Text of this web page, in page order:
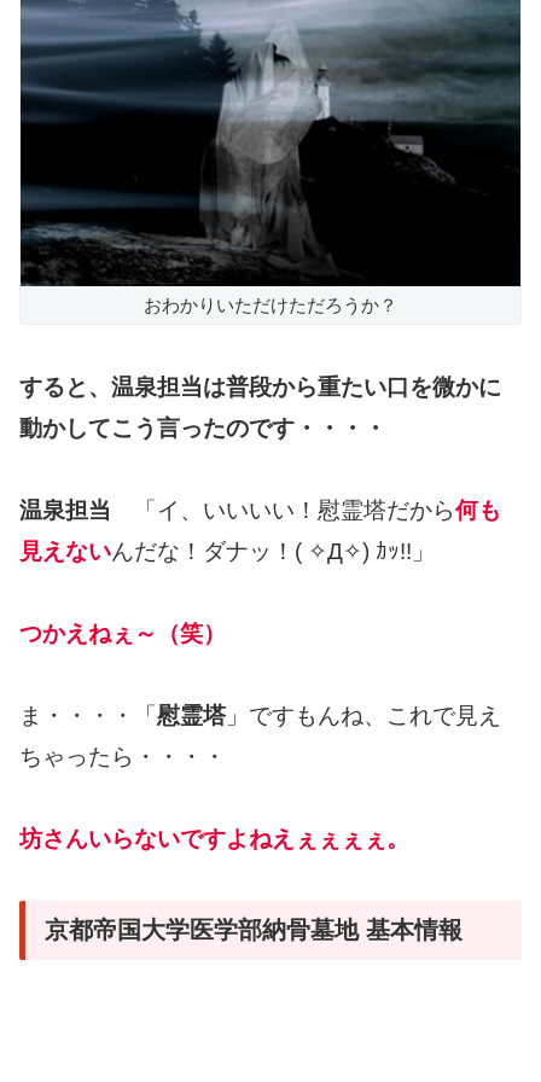
おわかりいただけただろうか？
すると、温泉担当は普段から重たい口を微かに
動かしてこう言ったのです・・・・
温泉担当 「イ、いいいい！慰霊塔だから何も
見えないんだな！ダナッ！( ✧Д✧) ｶｯ!!」
つかえねぇ～（笑）
ま・・・・「 慰霊塔」ですもんね、これで見え
ちゃったら・・・・
坊さんいらないですよねえぇぇぇぇ。
京都帝国大学医学部納骨墓地 基本情報